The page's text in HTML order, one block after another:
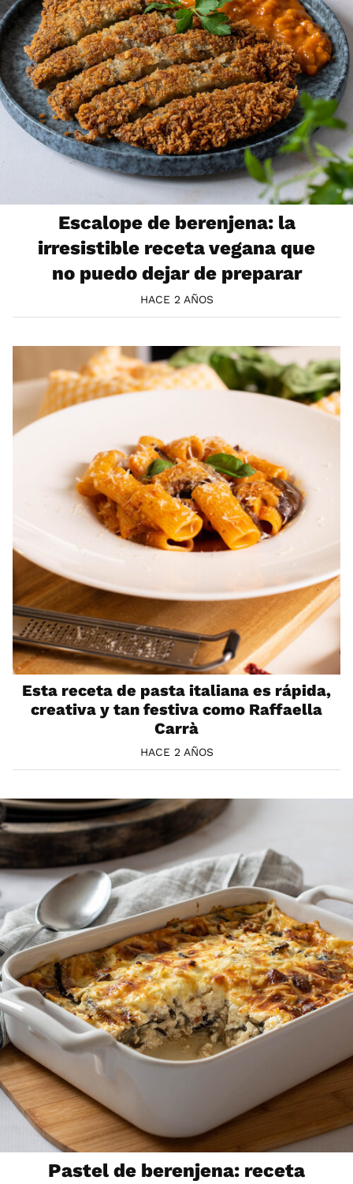
Escalope de berenjena: la
irresistible receta vegana que
no puedo dejar de preparar
HACE 2 AÑOS
Esta receta de pasta italiana es rápida,
creativa y tan festiva como Raffaella
Carrà
HACE 2 AÑOS
Pastel de berenjena: receta